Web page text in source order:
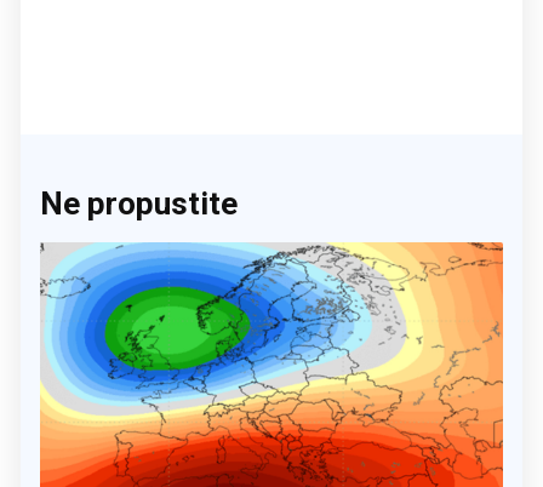
Ne propustite